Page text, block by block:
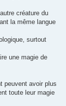
créature du
la même langue
surtout
une magie de
peuvent avoir plus
toute leur magie